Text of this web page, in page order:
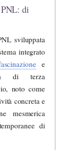
di
sviluppata
integrato
e
di terza
noto come
concreta e
mesmerica
di